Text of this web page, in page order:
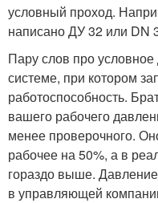
условный проход.
написано ДУ 32 или DN
Пару слов про
системе, при котором
работоспособность.
вашего рабочего
менее проверочного.
рабочее на 50%, а в
гораздо выше.
в управляющей